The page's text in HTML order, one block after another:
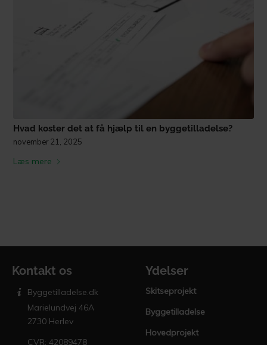
Hvad koster det at få hjælp til en byggetilladelse?
november 21, 2025
Læs mere
Kontakt os
Byggetilladelse.dk
Marielundvej 46A
2730 Herlev
CVR: 42089478
Ydelser
Skitseprojekt
Byggetilladelse
Hovedprojekt